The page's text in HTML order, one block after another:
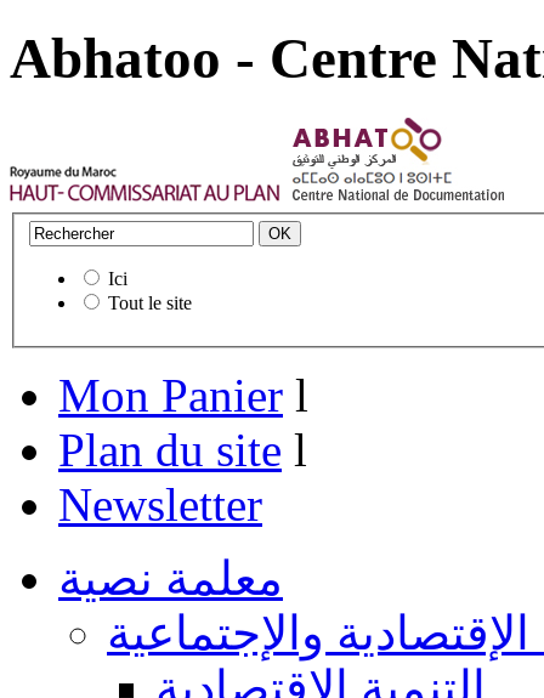
Abhatoo - Centre
Ici
Tout le site
Mon Panier l
Plan du site l
Newsletter
معلمة نصية
الإقتصادية والإجتماعية